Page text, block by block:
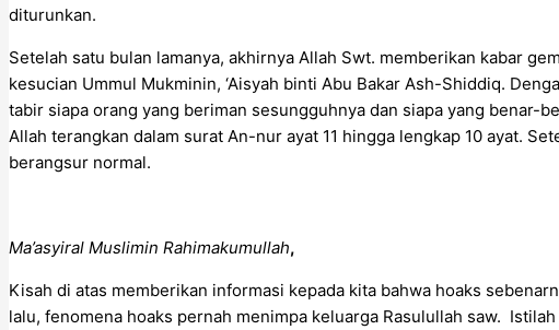
diturunkan.
Setelah satu bulan lamanya, akhirnya Allah Swt. memberikan kabar
kesucian Ummul Mukminin, ‘Aisyah binti Abu Bakar Ash-Shiddiq.
tabir siapa orang yang beriman sesungguhnya dan siapa yang benar-
Allah terangkan dalam surat An-nur ayat 11 hingga lengkap 10 ayat.
berangsur normal.
Ma’asyiral Muslimin Rahimakumullah,
Kisah di atas memberikan informasi kepada kita bahwa hoaks
lalu, fenomena hoaks pernah menimpa keluarga Rasulullah saw.